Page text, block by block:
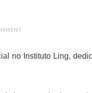
no Instituto Ling,